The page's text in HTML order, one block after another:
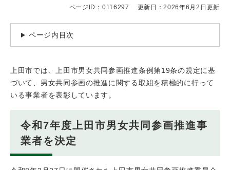
ページID：0116297 更新日：2026年6月2日更新
ページ内目次
上田市では、上田市男女共同参画推進条例第19条の規定に基
づいて、男女共同参画の推進に関する取組を積極的に行って
いる事業者を表彰しています。
令和7年度上田市男女共同参画推進事
業者を決定